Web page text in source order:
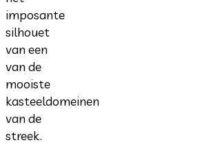
imposante
silhouet
van een
van de
mooiste
kasteeldomeinen
van de
streek.